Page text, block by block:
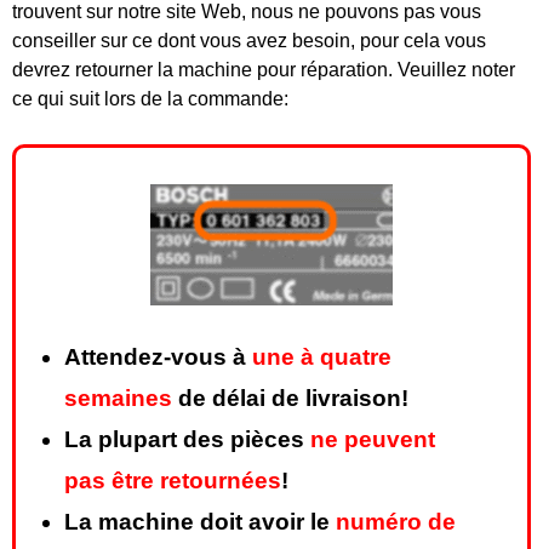
trouvent sur notre site Web, nous ne pouvons pas vous
conseiller sur ce dont vous avez besoin, pour cela vous
devrez retourner la machine pour réparation. Veuillez noter
ce qui suit lors de la commande:
Attendez-vous à une à quatre
semaines de délai de livraison!
La plupart des pièces ne peuvent
pas être retournées!
La machine doit avoir le numéro de